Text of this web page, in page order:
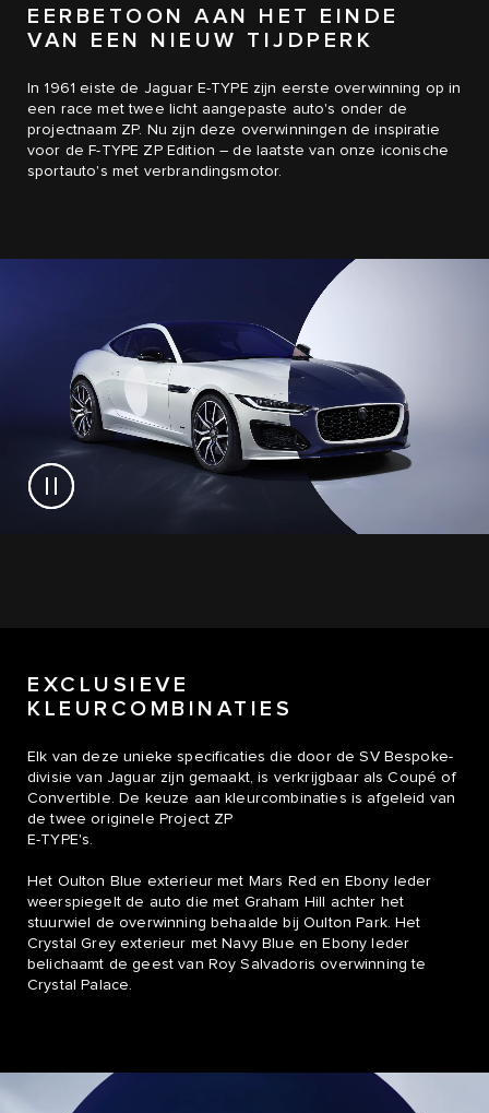
EERBETOON AAN HET EINDE
VAN EEN NIEUW TIJDPERK
In 1961 eiste de Jaguar E-TYPE zijn eerste overwinning op in
een race met twee licht aangepaste auto's onder de
projectnaam ZP. Nu zijn deze overwinningen de inspiratie
voor de F-TYPE ZP Edition – de laatste van onze iconische
sportauto's met verbrandingsmotor.
EXCLUSIEVE
KLEURCOMBINATIES
Elk van deze unieke specificaties die door de SV Bespoke-
divisie van Jaguar zijn gemaakt, is verkrijgbaar als Coupé of
Convertible. De keuze aan kleurcombinaties is afgeleid van
de twee originele Project ZP
E-TYPE's.
Het Oulton Blue exterieur met Mars Red en Ebony leder
weerspiegelt de auto die met Graham Hill achter het
stuurwiel de overwinning behaalde bij Oulton Park. Het
Crystal Grey exterieur met Navy Blue en Ebony leder
belichaamt de geest van Roy Salvadoris overwinning te
Crystal Palace.